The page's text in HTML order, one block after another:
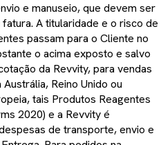
e manuseio, que devem ser
A titularidade e o risco de
passam para o Cliente no
o acima exposto e salvo
da Revvity, para vendas
Reino Unido ou
tais Produtos Reagentes
2020) e a Revvity é
de transporte, envio e